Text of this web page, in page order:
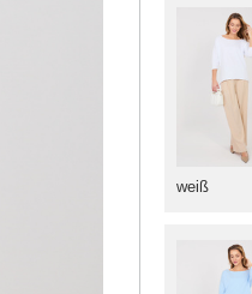
weiß